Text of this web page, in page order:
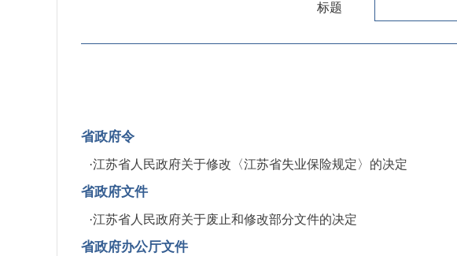
标题
省政府令
·江苏省人民政府关于修改〈江苏省失业保险规定〉的决定
省政府文件
·江苏省人民政府关于废止和修改部分文件的决定
省政府办公厅文件